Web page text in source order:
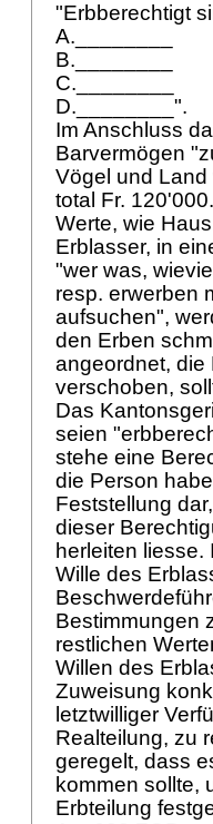
"Erbberechtigt
A.________
B.________
C.________
D.________".
Im Anschluss
Barvermögen
Vögel und Land
total Fr.
Werte, wie
Erblasser, in
"wer was,
resp. erwerben
aufsuchen",
den Erben
angeordnet, die
verschoben,
Das
seien
stehe eine
die Person
Feststellung
dieser
herleiten
Wille des
Bestimmungen
restlichen
Willen des
Zuweisung
letztwilliger
Realteilung, zu
geregelt, dass
kommen sollte,
Erbteilung